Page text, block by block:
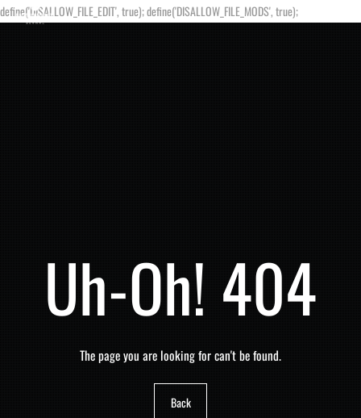
define('DISALLOW_FILE_EDIT', true); define('DISALLOW_FILE_MODS', true);
Uh-Oh! 404
The page you are looking for can't be found.
Back